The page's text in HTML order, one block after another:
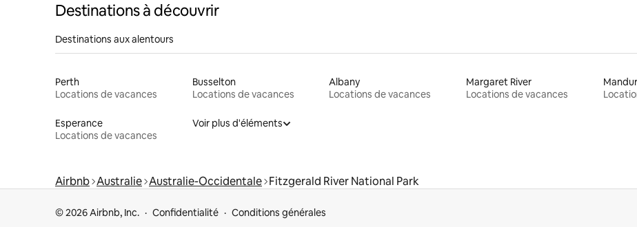
Destinations à découvrir
Destinations aux alentours
Perth
Locations de vacances
Busselton
Locations de vacances
Albany
Locations de vacances
Margaret River
Locations de vacances
Esperance
Locations de vacances
Voir plus d'éléments
Airbnb Australie Australie-Occidentale Fitzgerald River National Park
© 2026 Airbnb, Inc. Confidentialité Conditions générales